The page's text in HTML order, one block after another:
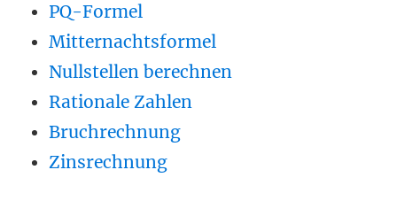
PQ-Formel
Mitternachtsformel
Nullstellen berechnen
Rationale Zahlen
Bruchrechnung
Zinsrechnung